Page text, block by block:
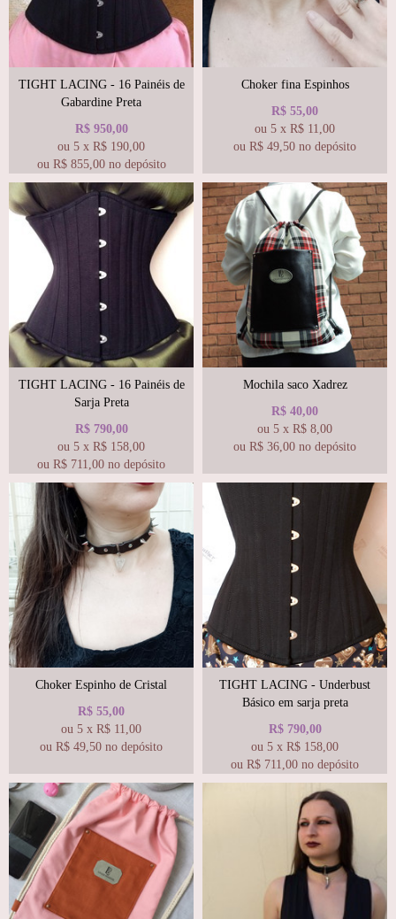
TIGHT LACING - 16 Painéis de
Gabardine Preta
R$ 950,00
ou 5 x R$ 190,00
ou R$ 855,00 no depósito
Choker fina Espinhos
R$ 55,00
ou 5 x R$ 11,00
ou R$ 49,50 no depósito
TIGHT LACING - 16 Painéis de
Sarja Preta
R$ 790,00
ou 5 x R$ 158,00
ou R$ 711,00 no depósito
Mochila saco Xadrez
R$ 40,00
ou 5 x R$ 8,00
ou R$ 36,00 no depósito
Choker Espinho de Cristal
R$ 55,00
ou 5 x R$ 11,00
ou R$ 49,50 no depósito
TIGHT LACING - Underbust
Básico em sarja preta
R$ 790,00
ou 5 x R$ 158,00
ou R$ 711,00 no depósito